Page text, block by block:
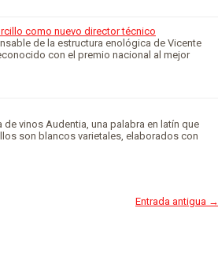
como nuevo director técnico
de la estructura enológica de Vicente
con el premio nacional al mejor
vinos Audentia, una palabra en latín que
son blancos varietales, elaborados con
Entrada antigua →